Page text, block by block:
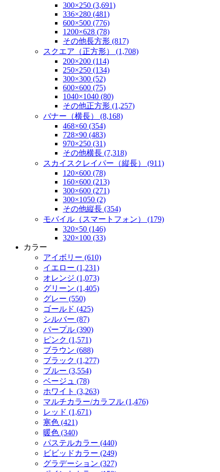
300×250 (3,691)
336×280 (481)
600×500 (776)
1200×628 (78)
その他長方形 (817)
スクエア（正方形） (1,708)
200×200 (114)
250×250 (134)
300×300 (52)
600×600 (75)
1040×1040 (80)
その他正方形 (1,257)
バナー（横長） (8,168)
468×60 (354)
728×90 (483)
970×250 (31)
その他横長 (7,318)
スカイスクレイパー（縦長） (911)
120×600 (78)
160×600 (213)
300×600 (271)
300×1050 (2)
その他縦長 (354)
モバイル（スマートフォン） (179)
320×50 (146)
320×100 (33)
カラー
アイボリー (610)
イエロー (1,231)
オレンジ (1,073)
グリーン (1,405)
グレー (550)
ゴールド (425)
シルバー (87)
パープル (390)
ピンク (1,571)
ブラウン (688)
ブラック (1,277)
ブルー (3,554)
ベージュ (78)
ホワイト (3,263)
マルチカラー/カラフル (1,476)
レッド (1,671)
寒色 (421)
暖色 (340)
パステルカラー (440)
ビビッドカラー (249)
グラデーション (327)